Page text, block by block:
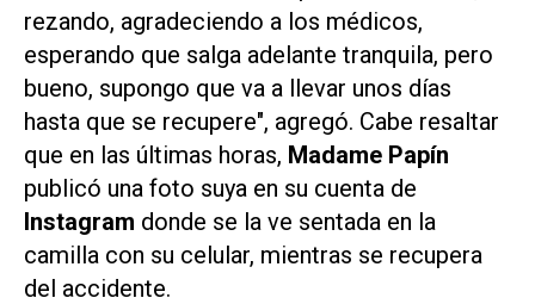
rezando, agradeciendo a los médicos,
esperando que salga adelante tranquila, pero
bueno, supongo que va a llevar unos días
hasta que se recupere", agregó. Cabe resaltar
que en las últimas horas, Madame Papín
publicó una foto suya en su cuenta de
Instagram donde se la ve sentada en la
camilla con su celular, mientras se recupera
del accidente.